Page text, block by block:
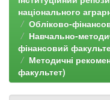
національного
Обліково-
Навчально-
фінансовий
Методичні
факультет)